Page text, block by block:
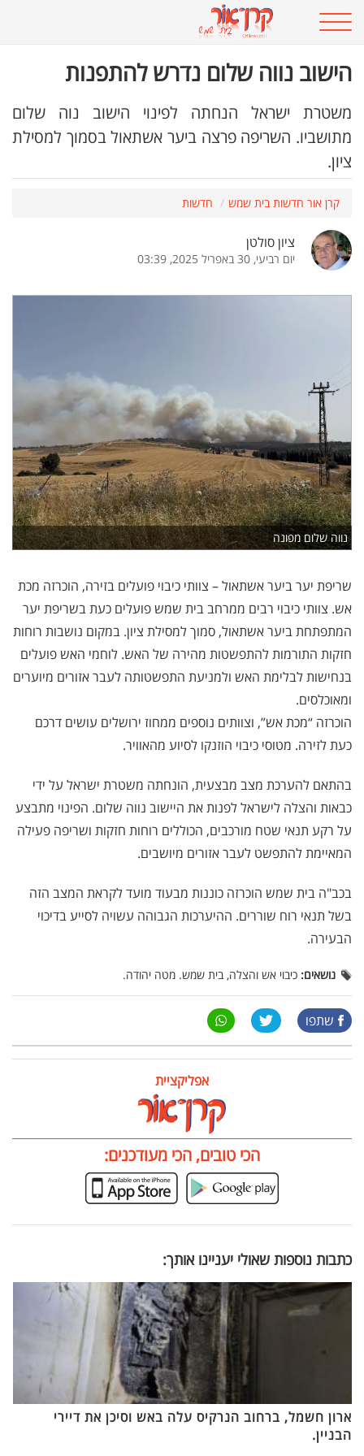
הישוב נווה שלום נדרש להתפנות
משטרת ישראל הנחתה לפינוי הישוב נוה שלום
מתושביו. השריפה פרצה ביער אשתאול בסמוך למסילת
ציון.
קרן אור חדשות בית שמש חדשות
ציון סולטן
יום רביעי, 30 באפריל 2025, 03:39
נווה שלום מפונה
שריפת יער ביער אשתאול – צוותי כיבוי פועלים בזירה, הוכרזה מכת
אש. צוותי כיבוי רבים ממרחב בית שמש פועלים כעת בשריפת יער
המתפתחת ביער אשתאול, סמוך למסילת ציון. במקום נושבות רוחות
חזקות התורמות להתפשטות מהירה של האש. לוחמי האש פועלים
בנחישות לבלימת האש ולמניעת התפשטותה לעבר אזורים מיוערים
ומאוכלסים.
הוכרזה “מכת אש”, וצוותים נוספים ממחוז ירושלים עושים דרכם
כעת לזירה. מטוסי כיבוי הוזנקו לסיוע מהאוויר.
בהתאם להערכת מצב מבצעית, הונחתה משטרת ישראל על ידי
כבאות והצלה לישראל לפנות את היישוב נווה שלום. הפינוי מתבצע
על רקע תנאי שטח מורכבים, הכוללים רוחות חזקות ושריפה פעילה
המאיימת להתפשט לעבר אזורים מיושבים.
בכב"ה בית שמש הוכרזה כוננות מבעוד מועד לקראת המצב הזה
בשל תנאי רוח שוררים. ההיערכות הגבוהה עשויה לסייע בדיכוי
הבעירה.
נושאים: כיבוי אש והצלה, בית שמש. מטה יהודה.
שתפו
אפליקציית
הכי טובים, הכי מעודכנים:
כתבות נוספות שאולי יעניינו אותך:
ארון חשמל, ברחוב הנרקיס עלה באש וסיכן את דיירי
הבניין.